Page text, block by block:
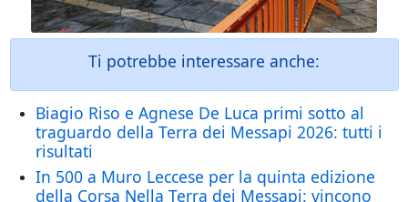
Ti potrebbe interessare anche:
Biagio Riso e Agnese De Luca primi sotto al
traguardo della Terra dei Messapi 2026: tutti i
risultati
In 500 a Muro Leccese per la quinta edizione
della Corsa Nella Terra dei Messapi: vincono